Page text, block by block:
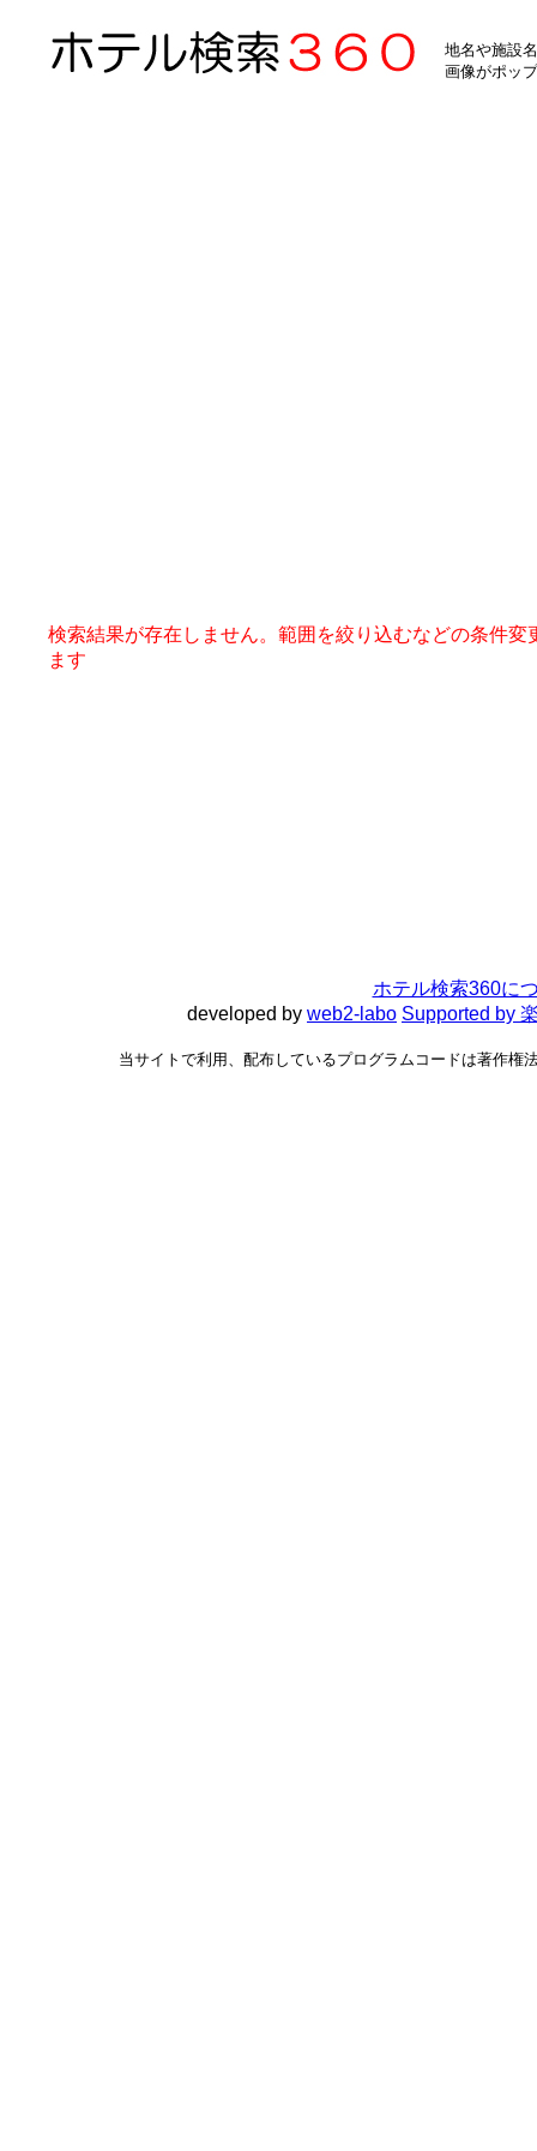
地名や施設
画像がポッ
検索結果が存在しません。範囲を絞り込むなどの条件変
ます
ホテル検索360に
developed by web2-labo Supported by
当サイトで利用、配布しているプログラムコードは著作